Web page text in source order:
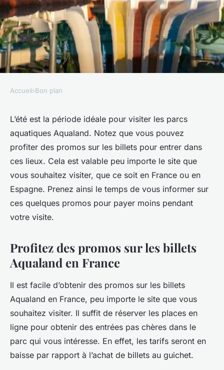
BON PLAN
Profitez des promos sur les
billets des parcs Aqualand !
Sarah•17 juin 2024• 3 min de lecture
Accueil›Bon plan
L’été est la période idéale pour visiter les parcs
aquatiques Aqualand. Notez que vous pouvez
profiter des promos sur les billets pour entrer dans
ces lieux. Cela est valable peu importe le site que
vous souhaitez visiter, que ce soit en France ou en
Espagne. Prenez ainsi le temps de vous informer sur
ces quelques promos pour payer moins pendant
votre visite.
Profitez des promos sur les billets
Aqualand en France
Il est facile d’obtenir des promos sur les billets
Aqualand en France, peu importe le site que vous
souhaitez visiter. Il suffit de réserver les places en
ligne pour obtenir des entrées pas chères dans le
parc qui vous intéresse. En effet, les tarifs seront en
baisse par rapport à l’achat de billets au guichet.